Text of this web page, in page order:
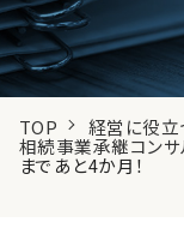
TOP 経営に役立
相続事業承継コンサ
まであと4か月！